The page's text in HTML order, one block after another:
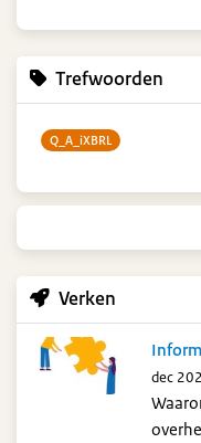
Trefwoorden
Q_A_iXBRL
Verken
dec